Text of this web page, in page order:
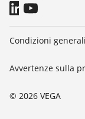
© 2026 VEGA
Condizioni
Avvertenze sulla